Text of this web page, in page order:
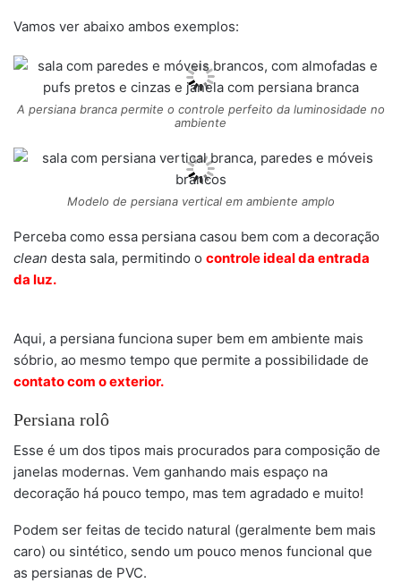
Vamos ver abaixo ambos exemplos:
A persiana branca permite o controle perfeito da luminosidade no
ambiente
Modelo de persiana vertical em ambiente amplo
Perceba como essa persiana casou bem com a decoração
clean desta sala, permitindo o controle ideal da entrada
da luz.
Aqui, a persiana funciona super bem em ambiente mais
sóbrio, ao mesmo tempo que permite a possibilidade de
contato com o exterior.
Persiana rolô
Esse é um dos tipos mais procurados para composição de
janelas modernas. Vem ganhando mais espaço na
decoração há pouco tempo, mas tem agradado e muito!
Podem ser feitas de tecido natural (geralmente bem mais
caro) ou sintético, sendo um pouco menos funcional que
as persianas de PVC.